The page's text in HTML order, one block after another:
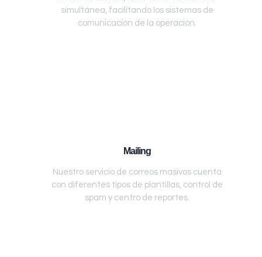
simultánea, facilitando los sistemas de
comunicación de la operación.
Mailing
Nuestro servicio de correos masivos cuenta
con diferentes tipos de plantillas, control de
spam y centro de reportes.